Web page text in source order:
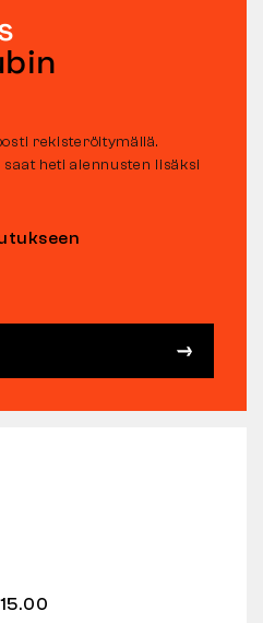
rekisteröitymällä.
heti alennusten lisäksi